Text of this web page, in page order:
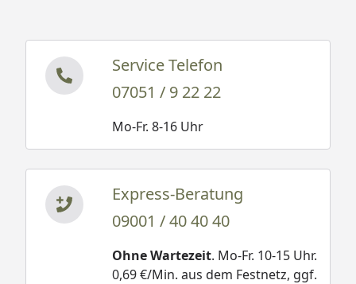
Service Telefon
07051 / 9 22 22
Mo-Fr. 8-16 Uhr
Express-Beratung
09001 / 40 40 40
Ohne Wartezeit. Mo-Fr. 10-15 Uhr.
0,69 €/Min. aus dem Festnetz, ggf.